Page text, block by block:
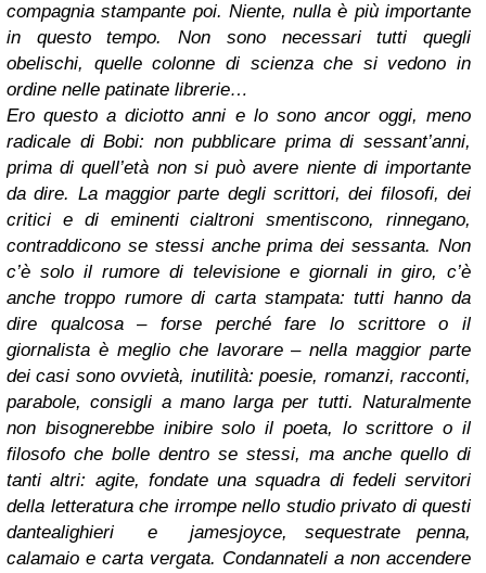
compagnia stampante poi. Niente, nulla è più importante
in questo tempo. Non sono necessari tutti quegli
obelischi, quelle colonne di scienza che si vedono in
ordine nelle patinate librerie…
Ero questo a diciotto anni e lo sono ancor oggi, meno
radicale di Bobi: non pubblicare prima di sessant’anni,
prima di quell’età non si può avere niente di importante
da dire. La maggior parte degli scrittori, dei filosofi, dei
critici e di eminenti cialtroni smentiscono, rinnegano,
contraddicono se stessi anche prima dei sessanta. Non
c’è solo il rumore di televisione e giornali in giro, c’è
anche troppo rumore di carta stampata: tutti hanno da
dire qualcosa – forse perché fare lo scrittore o il
giornalista è meglio che lavorare – nella maggior parte
dei casi sono ovvietà, inutilità: poesie, romanzi, racconti,
parabole, consigli a mano larga per tutti. Naturalmente
non bisognerebbe inibire solo il poeta, lo scrittore o il
filosofo che bolle dentro se stessi, ma anche quello di
tanti altri: agite, fondate una squadra di fedeli servitori
della letteratura che irrompe nello studio privato di questi
dantealighieri ejamesjoyce, sequestrate penna,
calamaio e carta vergata. Condannateli a non accendere